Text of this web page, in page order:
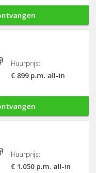
Huurprijs:
€ 899 p.m. all-in
Huurprijs:
€ 1.050 p.m. all-in